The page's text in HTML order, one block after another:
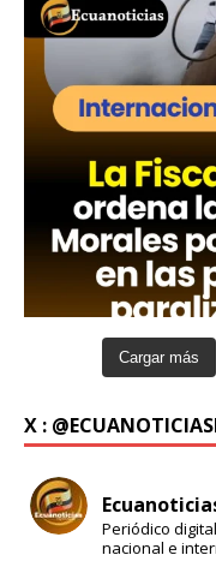
Cargar más
X :
Periódico
nacional e